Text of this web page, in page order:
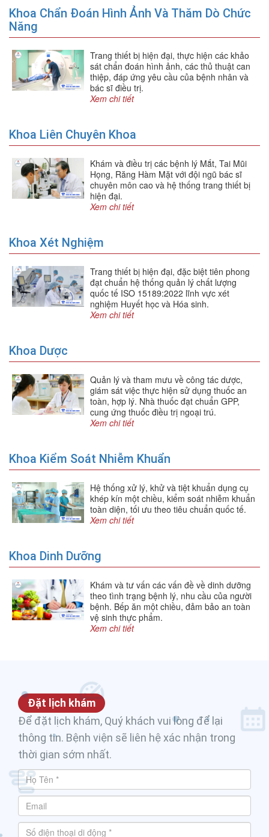
Khoa Chẩn Đoán Hình Ảnh Và Thăm Dò Chức
Năng
Trang thiết bị hiện đại, thực hiện các khảo
sát chẩn đoán hình ảnh, các thủ thuật can
thiệp, đáp ứng yêu cầu của bệnh nhân và
bác sĩ điều trị.
Xem chi tiết
Khoa Liên Chuyên Khoa
Khám và điều trị các bệnh lý Mắt, Tai Mũi
Họng, Răng Hàm Mặt với đội ngũ bác sĩ
chuyên môn cao và hệ thống trang thiết bị
hiện đại.
Xem chi tiết
Khoa Xét Nghiệm
Trang thiết bị hiện đại, đặc biệt tiên phong
đạt chuẩn hệ thống quản lý chất lượng
quốc tế ISO 15189:2022 lĩnh vực xét
nghiệm Huyết học và Hóa sinh.
Xem chi tiết
Khoa Dược
Quản lý và tham mưu về công tác dược,
giám sát việc thực hiện sử dụng thuốc an
toàn, hợp lý. Nhà thuốc đạt chuẩn GPP,
cung ứng thuốc điều trị ngoại trú.
Xem chi tiết
Khoa Kiểm Soát Nhiễm Khuẩn
Hệ thống xử lý, khử và tiệt khuẩn dụng cụ
khép kín một chiều, kiểm soát nhiễm khuẩn
toàn diện, tối ưu theo tiêu chuẩn quốc tế.
Xem chi tiết
Khoa Dinh Dưỡng
Khám và tư vấn các vấn đề về dinh dưỡng
theo tình trạng bệnh lý, nhu cầu của người
bệnh. Bếp ăn một chiều, đảm bảo an toàn
vệ sinh thực phẩm.
Xem chi tiết
Đặt lịch khám
Để đặt lịch khám, Quý khách vui lòng để lại
thông tin. Bệnh viện sẽ liên hệ xác nhận trong
thời gian sớm nhất.